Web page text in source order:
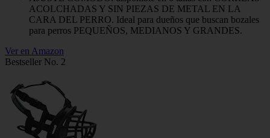
ACOLCHADAS Y SIN PIEZAS DE METAL EN LA
CARA DEL PERRO. Ideal para dueños que buscan bozales
para perros PEQUEÑOS, MEDIANOS Y GRANDES.
Ver en Amazon
Bestseller No. 2